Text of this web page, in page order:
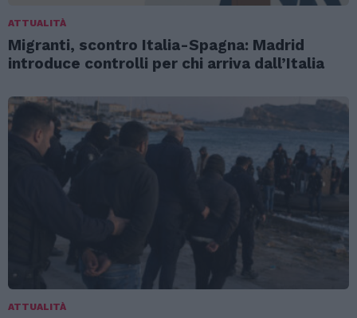
ATTUALITÀ
Migranti, scontro Italia-Spagna: Madrid
introduce controlli per chi arriva dall’Italia
ATTUALITÀ